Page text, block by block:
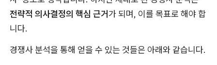
전략적 의사결정의 핵심 근거가 되며, 이를 목표로 해야 합
니다.
경쟁사 분석을 통해 얻을 수 있는 것들은 아래와 같습니다.